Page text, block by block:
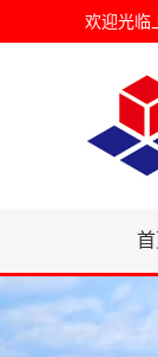
欢迎光临
首